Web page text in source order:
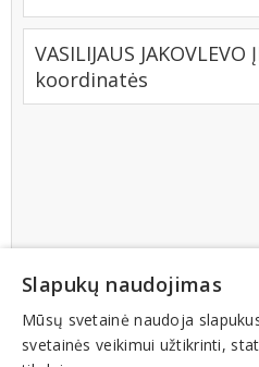
VASILIJAUS
koordinatės
Slapukų naudojimas
Mūsų svetainė naudoja
svetainės veikimui užtikrinti,